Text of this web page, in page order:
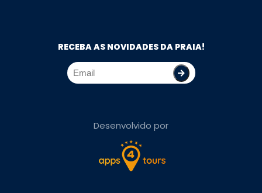
RECEBA AS NOVIDADES DA PRAIA!
Desenvolvido por